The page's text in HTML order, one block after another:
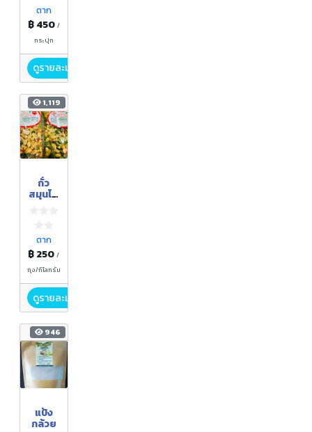
ตาก
฿ 450 /
กระปุก
ดูรายละเอียด
1,119
ถั่ว
สมุนไพ
ตาก
฿ 250/
ถุง/กิโลกรัม
ดูรายละเอียด
946
แป้ง
กล้วย